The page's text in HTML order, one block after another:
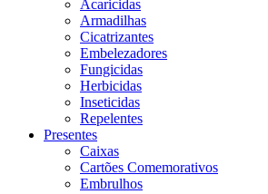
Acaricidas
Armadilhas
Cicatrizantes
Embelezadores
Fungicidas
Herbicidas
Inseticidas
Repelentes
Presentes
Caixas
Cartões Comemorativos
Embrulhos